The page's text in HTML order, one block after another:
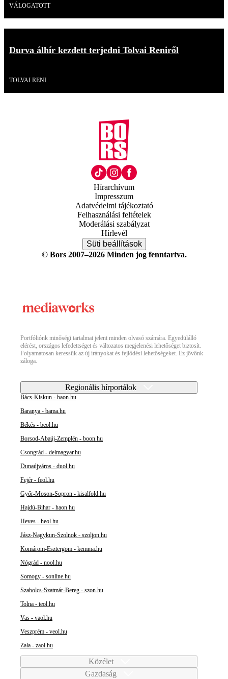
VÁLOGATOTT
Durva álhír kezdett terjedni Tolvai Reniről
TOLVAI RENI
Hírarchívum
Impresszum
Adatvédelmi tájékoztató
Felhasználási feltételek
Moderálási szabályzat
Hírlevél
Süti beállítások
© Bors 2007–2026 Minden jog fenntartva.
Portfóliónk minőségi tartalmat jelent minden olvasó számára. Egyedülálló
elérést, országos lefedettséget és változatos megjelenési lehetőséget biztosít.
Folyamatosan keressük az új irányokat és fejlődési lehetőségeket. Ez jövőnk
záloga.
Regionális hírportálok
Bács-Kiskun - baon.hu
Baranya - bama.hu
Békés - beol.hu
Borsod-Abaúj-Zemplén - boon.hu
Csongrád - delmagyar.hu
Dunaújváros - duol.hu
Fejér - feol.hu
Győr-Moson-Sopron - kisalfold.hu
Hajdú-Bihar - haon.hu
Heves - heol.hu
Jász-Nagykun-Szolnok - szoljon.hu
Komárom-Esztergom - kemma.hu
Nógrád - nool.hu
Somogy - sonline.hu
Szabolcs-Szatmár-Bereg - szon.hu
Tolna - teol.hu
Vas - vaol.hu
Veszprém - veol.hu
Zala - zaol.hu
Közélet
Gazdaság